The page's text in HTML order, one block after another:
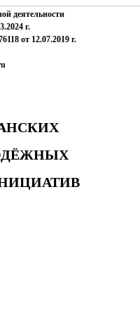
деятельности
г.
от 12.07.2019 г.